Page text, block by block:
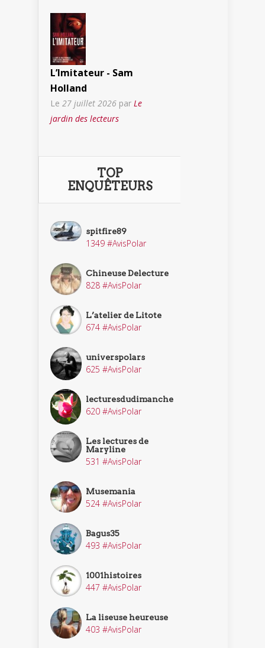
L’Imitateur - Sam
Holland
Le 27 juillet 2026 par Le
jardin des lecteurs
TOP
ENQUÊTEURS
spitfire89
1349 #AvisPolar
Chineuse Delecture
828 #AvisPolar
L’atelier de Litote
674 #AvisPolar
universpolars
625 #AvisPolar
lecturesdudimanche
620 #AvisPolar
Les lectures de
Maryline
531 #AvisPolar
Musemania
524 #AvisPolar
Bagus35
493 #AvisPolar
1001histoires
447 #AvisPolar
La liseuse heureuse
403 #AvisPolar